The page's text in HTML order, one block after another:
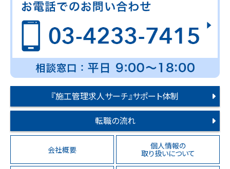
『施工管理求人サーチ』サポート体制
転職の流れ
会社概要 個人情報の
取り扱いについて